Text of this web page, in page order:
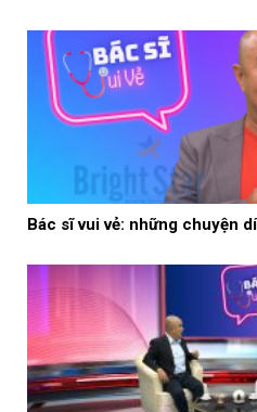
Bác sĩ vui vẻ: những chuyện